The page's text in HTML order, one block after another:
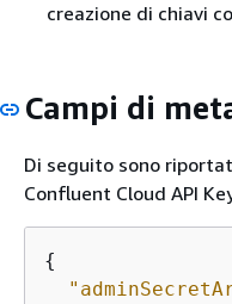
creazione di chiavi
Campi di
Di seguito sono
Confluent Cloud API
{